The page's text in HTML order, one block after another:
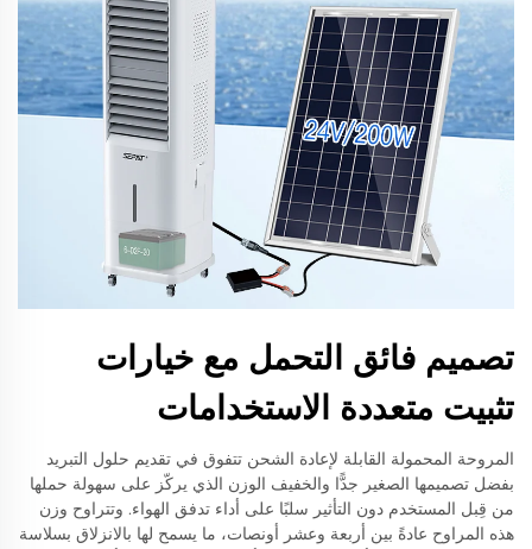
تصميم فائق التحمل مع خيارات
تثبيت متعددة الاستخدامات
المروحة المحمولة القابلة لإعادة الشحن تتفوق في تقديم حلول التبريد
بفضل تصميمها الصغير جدًّا والخفيف الوزن الذي يركّز على سهولة حملها
من قِبل المستخدم دون التأثير سلبًا على أداء تدفق الهواء. وتتراوح وزن
هذه المراوح عادةً بين أربعة وعشر أونصات، ما يسمح لها بالانزلاق بسلاسة